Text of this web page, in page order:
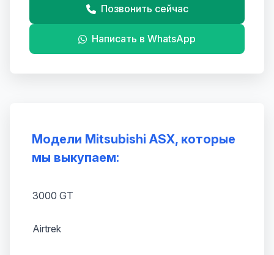
Модели Mitsubishi ASX, которые
мы выкупаем:
3000 GT
Airtrek
Позвонить сейчас
Написать в WhatsApp